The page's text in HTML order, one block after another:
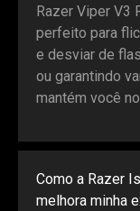
Razer Viper V3
perfeito para
e desviar de
ou garantindo
mantém você
Como a Razer
melhora minha